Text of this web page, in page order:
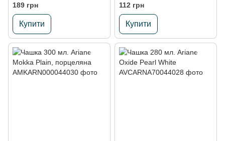
189 грн
Купити
112 грн
Купити